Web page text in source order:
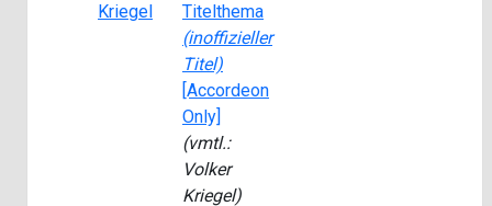
Kriegel
Titelthema
(inoffizieller
Titel)
[Accordeon
Only]
(vmtl.:
Volker
Kriegel)